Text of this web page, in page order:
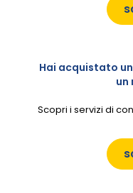
Hai acquistato
un
Scopri i servizi di